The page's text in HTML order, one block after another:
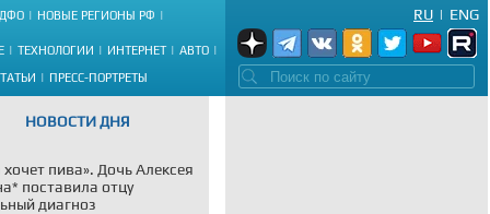
ДФО НОВЫЕ РЕГИОНЫ РФ
ТЕХНОЛОГИИ ИНТЕРНЕТ АВТО
ПРЕСС-ПОРТРЕТЫ
ENG
|
RU
НОВОСТИ ДНЯ
пива». Дочь Алексея
поставила отцу
диагноз